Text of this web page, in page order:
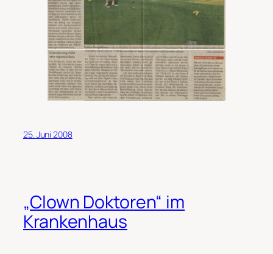
25. Juni 2008
„Clown Doktoren“ im
Krankenhaus